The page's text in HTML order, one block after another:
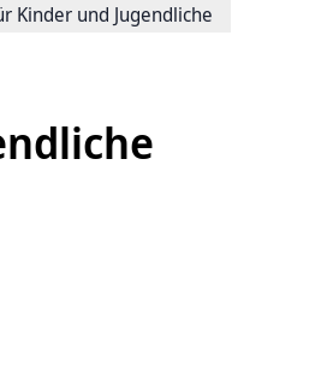
Kinder und Jugendliche